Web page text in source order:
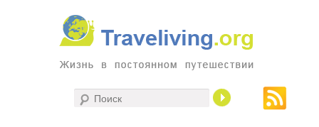
Traveliving
Жизнь в постоянном путешествии